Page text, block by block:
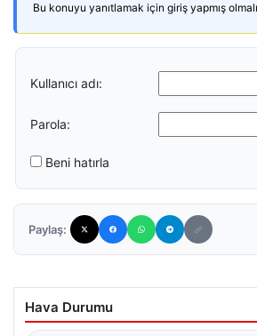
Bu konuyu yanıtlamak için giriş yapmış
Kullanıcı adı:
Parola:
Beni hatırla
Paylaş:
Hava Durumu